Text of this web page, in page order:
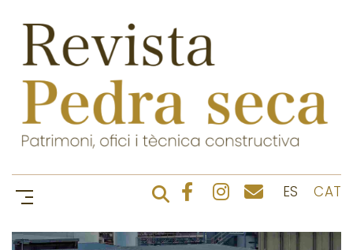
ES CAT